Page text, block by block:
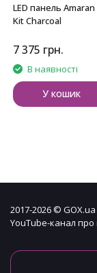
LED панель
Kit Charcoal
7 375 грн.
В наявності
У кошик
2017-2026 ©
YouTube-канал